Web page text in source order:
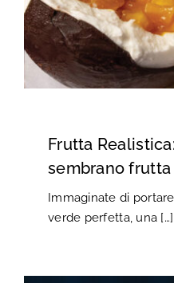
Frutta
sembrano frutta
Immaginate di
verde perfetta, una […]